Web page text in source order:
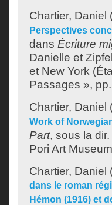
Chartier, Daniel
Perspectives
dans Écriture
Danielle et
et New York
Passages »,
Chartier, Daniel
Work of
Part, sous la dir.
Pori Art
Chartier, Daniel
dans le roman
Hémon (1916) et